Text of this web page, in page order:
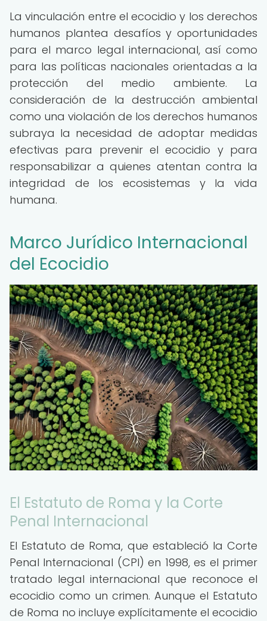
La vinculación entre el ecocidio y los derechos
humanos plantea desafíos y oportunidades
para el marco legal internacional, así como
para las políticas nacionales orientadas a la
protección del medio ambiente. La
consideración de la destrucción ambiental
como una violación de los derechos humanos
subraya la necesidad de adoptar medidas
efectivas para prevenir el ecocidio y para
responsabilizar a quienes atentan contra la
integridad de los ecosistemas y la vida
humana.
Marco Jurídico Internacional
del Ecocidio
El Estatuto de Roma y la Corte
Penal Internacional
El Estatuto de Roma, que estableció la Corte
Penal Internacional (CPI) en 1998, es el primer
tratado legal internacional que reconoce el
ecocidio como un crimen. Aunque el Estatuto
de Roma no incluye explícitamente el ecocidio